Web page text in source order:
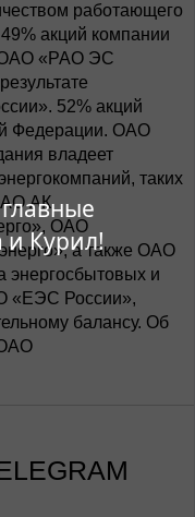
и Курил!
работающего
акций компании
ОАО «РАО ЭС
52% акций
Федерации. ОАО
владеет
таких
АК
ОАО
а также ОАО
энергосбытовых и
«ЕЭС России»,
балансу. Об